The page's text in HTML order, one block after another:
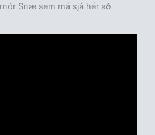
Snæ sem má sjá hér að